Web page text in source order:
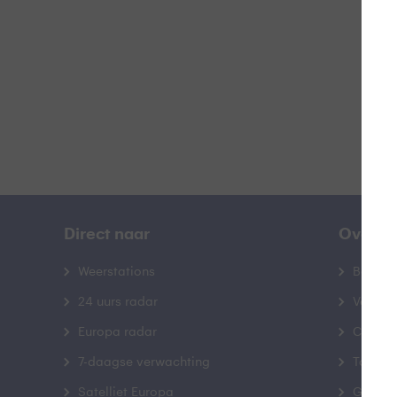
Direct naar
Weerstations
24 uurs radar
Europa radar
7-daagse verwachting
Satelliet Europa
Over
Contact